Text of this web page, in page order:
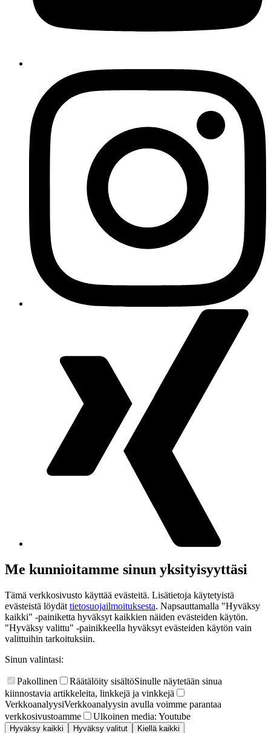
Me kunnioitamme sinun yksityisyyttäsi
Tämä verkkosivusto käyttää evästeitä. Lisätietoja käytetyistä
evästeistä löydät tietosuojailmoituksesta. Napsauttamalla "Hyväksy
kaikki" -painiketta hyväksyt kaikkien näiden evästeiden käytön.
"Hyväksy valittu" -painikkeella hyväksyt evästeiden käytön vain
valittuihin tarkoituksiin.
Sinun valintasi:
Pakollinen Räätälöity sisältöSinulle näytetään sinua
kiinnostavia artikkeleita, linkkejä ja vinkkejä
VerkkoanalyysiVerkkoanalyysin avulla voimme parantaa
verkkosivustoamme
Ulkoinen media: Youtube
Hyväksy kaikki Hyväksy valitut Kiellä kaikki